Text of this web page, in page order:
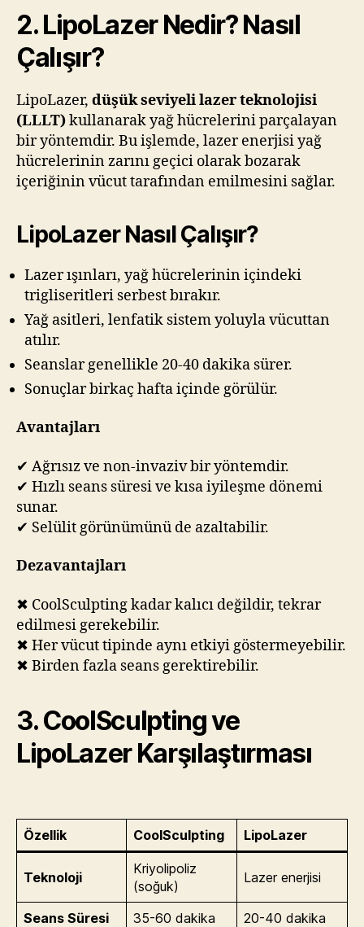
2. LipoLazer Nedir? Nasıl
Çalışır?
LipoLazer, düşük seviyeli lazer teknolojisi
(LLLT)kullanarak yağ hücrelerini parçalayan
bir yöntemdir. Bu işlemde, lazer enerjisi yağ
hücrelerinin zarını geçici olarak bozarak
içeriğinin vücut tarafından emilmesini sağlar.
LipoLazer Nasıl Çalışır?
Lazer ışınları, yağ hücrelerinin içindeki
trigliseritleri serbest bırakır.
Yağ asitleri, lenfatik sistem yoluyla vücuttan
atılır.
Seanslar genellikle 20-40 dakika sürer.
Sonuçlar birkaç hafta içinde görülür.
Avantajları
✔ Ağrısız ve non-invaziv bir yöntemdir.
✔ Hızlı seans süresi ve kısa iyileşme dönemi
sunar.
✔ Selülit görünümünü de azaltabilir.
Dezavantajları
✖ CoolSculpting kadar kalıcı değildir, tekrar
edilmesi gerekebilir.
✖ Her vücut tipinde aynı etkiyi göstermeyebilir.
✖ Birden fazla seans gerektirebilir.
3. CoolSculpting ve
LipoLazer Karşılaştırması
Özellik CoolSculpting LipoLazer
Teknoloji
Kriyolipoliz
(soğuk)
Lazer enerjisi
Seans Süresi 35-60 dakika 20-40 dakika